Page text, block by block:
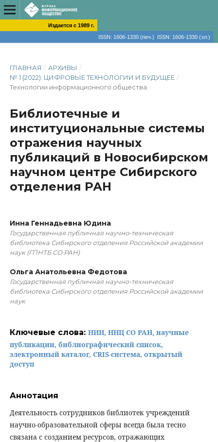
Издается с 1989 г.
ISSN: 1606-1330 (печ.) ISSN: 1606-1330 (эл.)
ГЛАВНАЯ / АРХИВЫ /
№ 1 (2022): ЦИФРОВЫЕ ТЕХНОЛОГИИ И БУДУЩЕЕ /
Технологии информационного общества
Библиотечные и
институциональные системы
отражения научных
публикаций в Новосибирском
научном центре Сибирского
отделения РАН
Инна Геннадьевна Юдина
Государственная публичная научно-техническая
библиотека Сибирского отделения Российской академии
наук (ГПНТБ СО РАН)
Ольга Анатольевна Федотова
Государственная публичная научно-техническая
библиотека Сибирского отделения Российской академии
наук
Ключевые слова: НИИ, ННЦ СО РАН, научные
публикации, библиографический список,
электронный каталог, CRIS-система, открытый
доступ
Аннотация
Деятельность сотрудников библиотек учреждений
научно-образовательной сферы всегда была тесно
связана с созданием ресурсов, отражающих